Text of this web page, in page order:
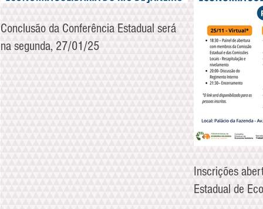
Conclusão da Conferência Estadual será
na segunda, 27/01/25
Inscrições
Estadual de